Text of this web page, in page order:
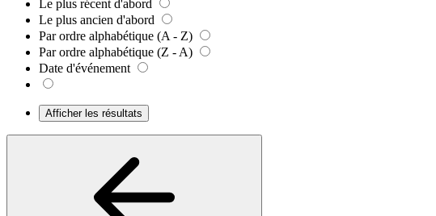
Le plus récent d'abord
Le plus ancien d'abord
Par ordre alphabétique (A - Z)
Par ordre alphabétique (Z - A)
Date d'événement
Afficher les résultats